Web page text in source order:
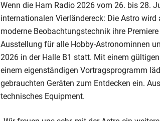
Wenn die Ham Radio 2026 vom 26. bis 28.
internationalen Vierländereck: Die Astro
moderne Beobachtungstechnik ihre
Ausstellung für alle Hobby-Astronominnen
2026 in der Halle B1 statt. Mit einem
einem eigenständigen Vortragsprogramm
gebrauchten Geräten zum Entdecken ein.
technisches Equipment.